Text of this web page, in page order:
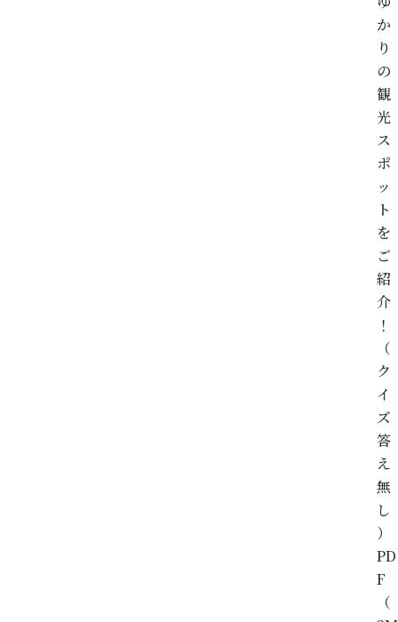
か
り
の
観
光
ス
ポ
ッ
ト
を
ご
紹
介
！
（
ク
イ
ズ
答
え
無
し
）
PD
F
（